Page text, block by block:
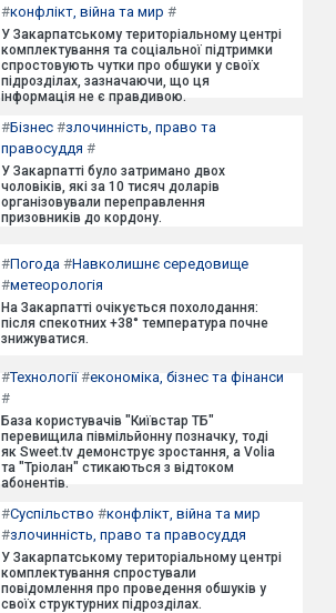
#конфлікт, війна та мир #
У Закарпатському територіальному центрі
комплектування та соціальної підтримки
спростовують чутки про обшуки у своїх
підрозділах, зазначаючи, що ця
інформація не є правдивою.
#Бізнес #злочинність, право та
правосуддя #
У Закарпатті було затримано двох
чоловіків, які за 10 тисяч доларів
організовували переправлення
призовників до кордону.
#Погода #Навколишнє середовище
#метеорологія
На Закарпатті очікується похолодання:
після спекотних +38° температура почне
знижуватися.
#Технології#економіка, бізнес та фінанси
#
База користувачів "Київстар ТБ"
перевищила півмільйонну позначку, тоді
як Sweet.tv демонструє зростання, а Volia
та "Тріолан" стикаються з відтоком
абонентів.
#Суспільство #конфлікт, війна та мир
#злочинність, право та правосуддя
У Закарпатському територіальному центрі
комплектування спростували
повідомлення про проведення обшуків у
своїх структурних підрозділах.